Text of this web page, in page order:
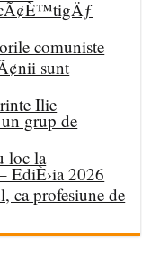
comuniste
sunt
Ilie
grup de
loc la
EdiÈ›ia 2026
ca profesiune de